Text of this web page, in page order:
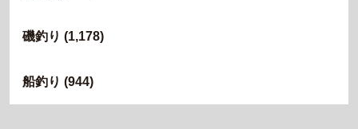
磯釣り (1,178)
船釣り (944)